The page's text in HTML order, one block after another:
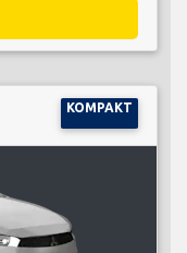
KOMPAKT